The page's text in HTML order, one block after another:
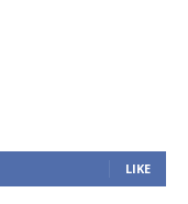
LIKE